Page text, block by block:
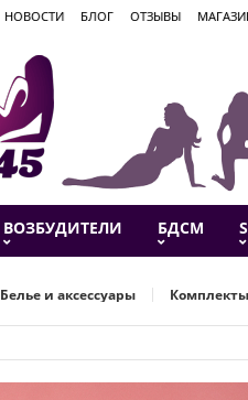
НОВОСТИ БЛОГ ОТЗЫВЫ
ВОЗБУДИТЕЛИ БДСМ
Белье и аксессуары Комплекты